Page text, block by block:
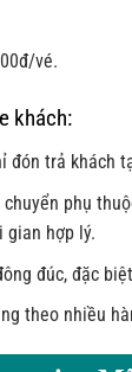
vé.
khách:
đón trả khách
phụ
gian hợp lý.
đúc, đặc
theo nhiều